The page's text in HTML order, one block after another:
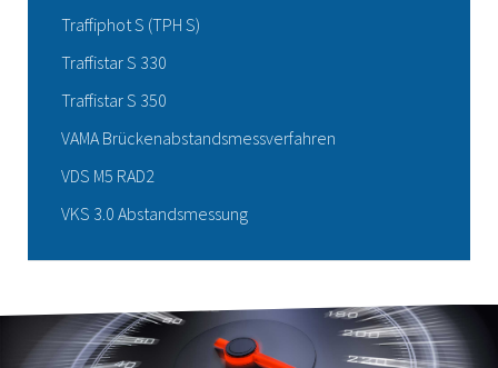
Traffiphot S (TPH S)
Traffistar S 330
Traffistar S 350
VAMA Brückenabstandsmessverfahren
VDS M5 RAD2
VKS 3.0 Abstandsmessung